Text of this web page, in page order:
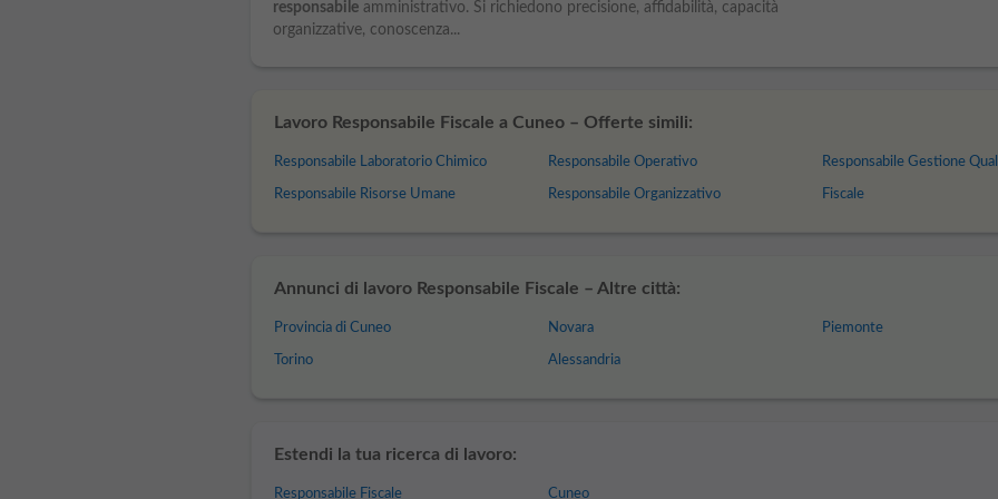
responsabileamministrativo. Si richiedono precisione, affidabilità, capacità
organizzative, conoscenza...
Lavoro Responsabile Fiscale a Cuneo – Offerte simili:
Responsabile Laboratorio Chimico
Responsabile Risorse Umane
Responsabile Operativo
Responsabile Organizzativo
Responsabile Gestione
Fiscale
Annunci di lavoro Responsabile Fiscale – Altre città:
Provincia di Cuneo
Torino
Novara
Alessandria
Piemonte
Estendi la tua ricerca di lavoro:
Responsabile Fiscale Cuneo